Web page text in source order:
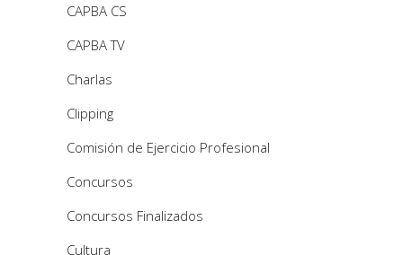
CAPBA CS
CAPBA TV
Charlas
Clipping
Comisión de Ejercicio Profesional
Concursos
Concursos Finalizados
Cultura